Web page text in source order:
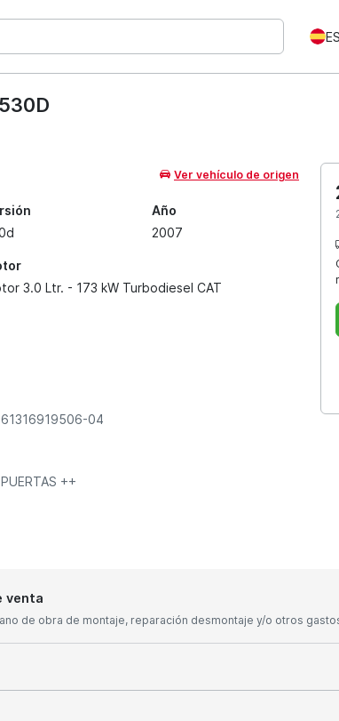
ES
Ver vehículo de origen
Año
2007
3.0 Ltr. - 173 kW Turbodiesel CAT
04
++
venta
de obra de montaje, reparación desmontaje y/o otros